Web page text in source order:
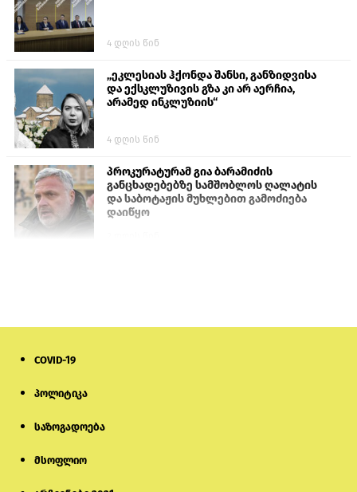
4 დღის წინ
„ეკლესიას ჰქონდა შანსი, განზიდვისა
და ექსკლუზივის გზა კი არ აერჩია,
არამედ ინკლუზიის“
4 დღის წინ
პროკურატურამ გია ბარამიძის
განცხადებებზე სამშობლოს ღალატის
და საბოტაჟის მუხლებით გამოძიება
დაიწყო
პატიმრობის შეფარდებაზე
COVID-19
პოლიტიკა
საზოგადოება
მსოფლიო